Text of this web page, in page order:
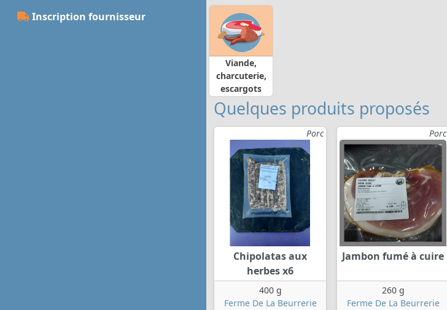
Inscription fournisseur
Viande,
charcuterie,
escargots
Quelques produits proposés
Porc
Chipolatas aux
herbes x6
400 g
Ferme De La Beurrerie
Porc
Jambon fumé à cuire
260 g
Ferme De La Beurrerie